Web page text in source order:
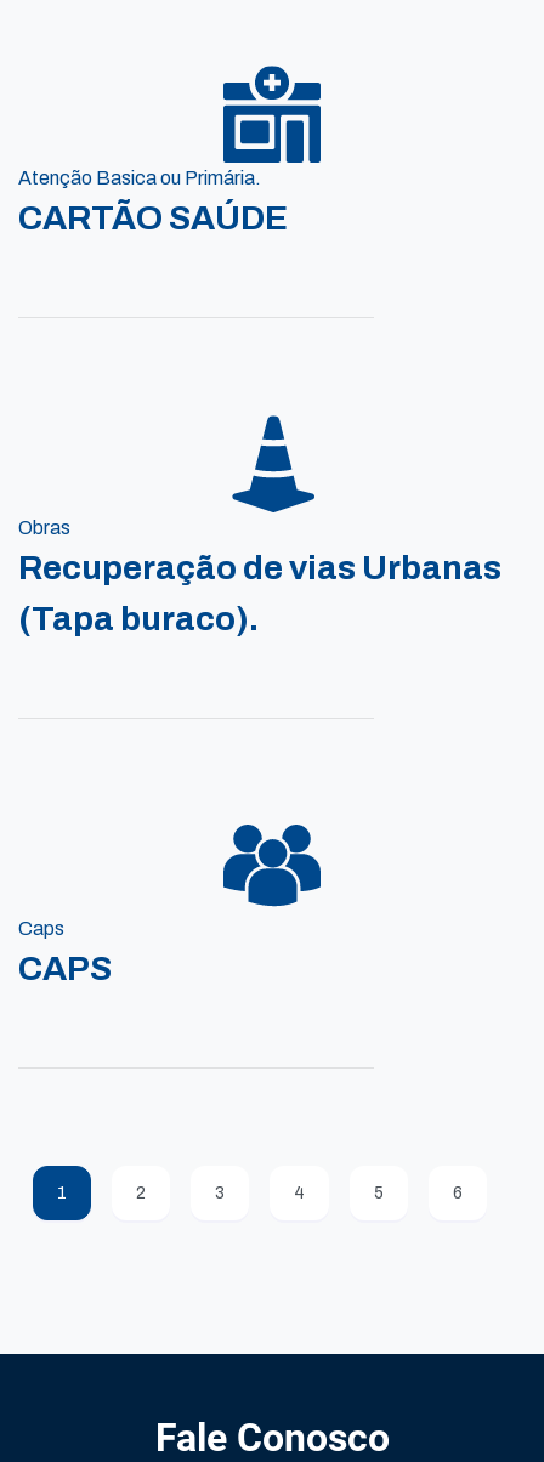
Atenção Basica ou Primária.
CARTÃO SAÚDE
Obras
Recuperação de vias Urbanas
(Tapa buraco).
Caps
CAPS
1 2 3 4 5 6
Fale Conosco